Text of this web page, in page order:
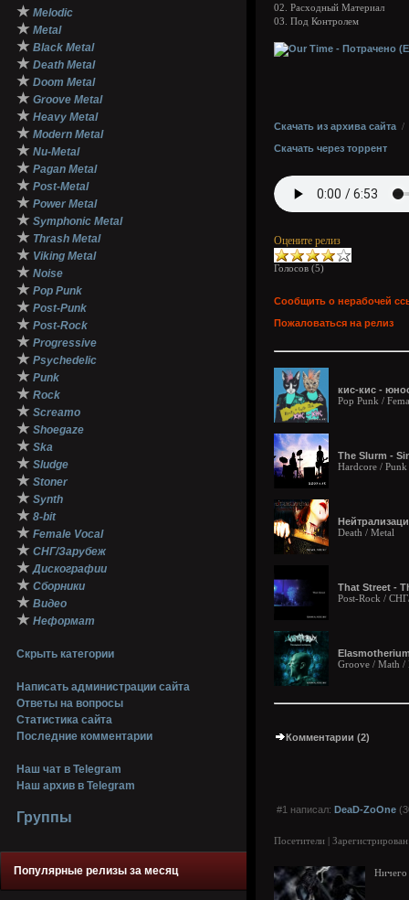
★ Melodic
★ Metal
★ Black Metal
★ Death Metal
★ Doom Metal
★ Groove Metal
★ Heavy Metal
★ Modern Metal
★ Nu-Metal
★ Pagan Metal
★ Post-Metal
★ Power Metal
★ Symphonic Metal
★ Thrash Metal
★ Viking Metal
★ Noise
★ Pop Punk
★ Post-Punk
★ Post-Rock
★ Progressive
★ Psychedelic
★ Punk
★ Rock
★ Screamo
★ Shoegaze
★ Ska
★ Sludge
★ Stoner
★ Synth
★ 8-bit
★ Female Vocal
★ СНГ/Зарубеж
★ Дискографии
★ Сборники
★ Видео
★ Неформат
Скрыть категории
Написать администрации сайта
Ответы на вопросы
Статистика сайта
Последние комментарии
Наш чат в Telegram
Наш архив в Telegram
Группы
Популярные релизы за месяц
02. Расходный Материал
03. Под Контролем
Скачать из архива сайта /
Скачать через торрент
Оцените релиз
Голосов (5)
Сообщить о нерабочей
Пожаловаться на релиз
кис-кис -
Pop Punk /
The Slurm -
Hardcore / Punk
Death / Metal
That Street -
Post-Rock /
Groove / Math /
Комментарии (2)
#1 написал: DeaD-ZoOne
Посетители |
Ничего